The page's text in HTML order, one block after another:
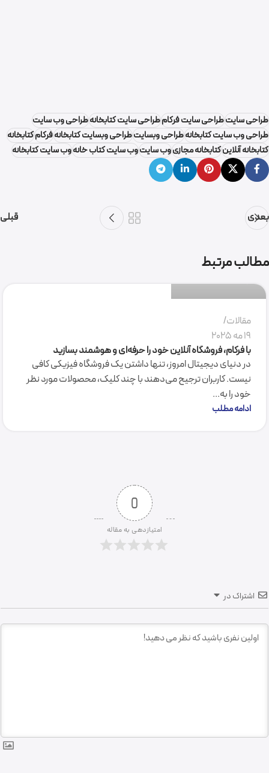
طراحی سایتطراحی سایت فرکامطراحی سایت کتابخانهطراحی وب سایت
طراحی وب سایت کتابخانهطراحی وبسایتطراحی وبسایت کتابخانهفرکامکتابخانه
کتابخانه آنلاینکتابخانه مجازیوب سایتوب سایت کتاب خانهوب سایت کتابخانه
بعدی قبلی
مطالب مرتبط
مقالات
19 مه 2025
با فرکام، فروشگاه آنلاین خود را حرفه‌ای و هوشمند بسازید
در دنیای دیجیتال امروز، تنها داشتن یک فروشگاه فیزیکی کافی
نیست. کاربران ترجیح می‌دهند با چند کلیک، محصولات مورد نظر
خود را به...
ادامه مطلب
0
امتیازدهی به مقاله
اشتراک در